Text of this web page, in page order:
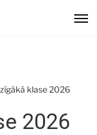
klase 2026
2026